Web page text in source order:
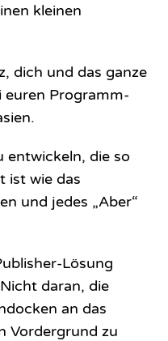
kleinen
dich und das ganze
euren Programm-
entwickeln, die so
ist wie das
und jedes „Aber“
Lösung
daran, die
an das
Vordergrund zu